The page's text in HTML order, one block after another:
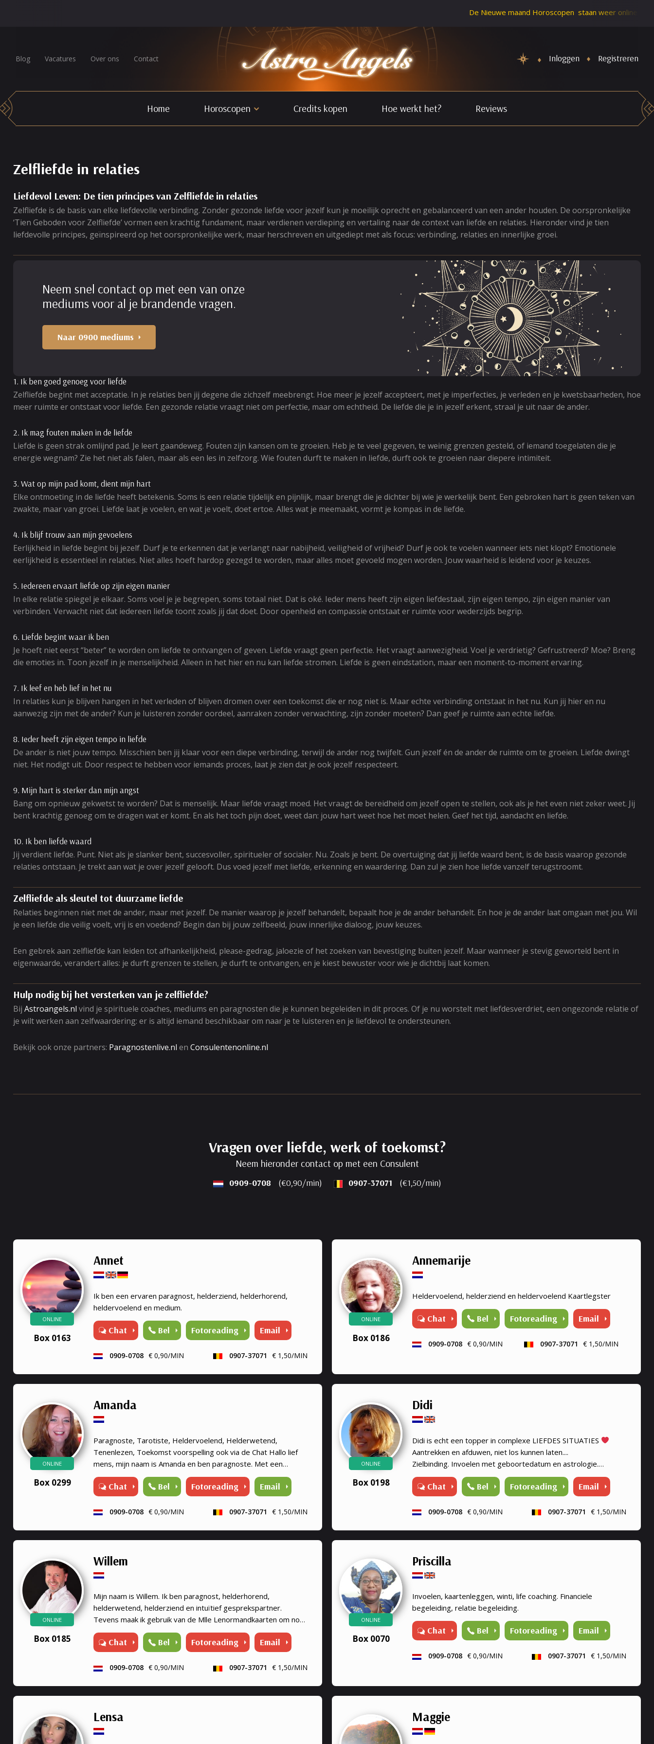
De Nieuwe maand Horoscopen staan weer online. Schiet
Blog Vacatures Over ons Contact Inloggen Registreren
Home Horoscopen Credits kopen Hoe werkt het? Reviews
Zelfliefde in relaties
Liefdevol Leven: De tien principes van Zelfliefde in relaties
Zelfliefde is de basis van elke liefdevolle verbinding. Zonder gezonde liefde voor jezelf kun je moeilijk oprecht en gebalanceerd van een ander houden. De oorspronkelijke
‘Tien Geboden voor Zelfliefde’ vormen een krachtig fundament, maar verdienen verdieping en vertaling naar de context van liefde en relaties. Hieronder vind je tien
liefdevolle principes, geïnspireerd op het oorspronkelijke werk, maar herschreven en uitgediept met als focus: verbinding, relaties en innerlijke groei.
Neem snel contact op met een van onze
mediums voor al je brandende vragen.
Naar 0900 mediums
1. Ik ben goed genoeg voor liefde
Zelfliefde begint met acceptatie. In je relaties ben jij degene die zichzelf meebrengt. Hoe meer je jezelf accepteert, met je imperfecties, je verleden en je kwetsbaarheden, hoe
meer ruimte er ontstaat voor liefde. Een gezonde relatie vraagt niet om perfectie, maar om echtheid. De liefde die je in jezelf erkent, straal je uit naar de ander.
2. Ik mag fouten maken in de liefde
Liefde is geen strak omlijnd pad. Je leert gaandeweg. Fouten zijn kansen om te groeien. Heb je te veel gegeven, te weinig grenzen gesteld, of iemand toegelaten die je
energie wegnam? Zie het niet als falen, maar als een les in zelfzorg. Wie fouten durft te maken in liefde, durft ook te groeien naar diepere intimiteit.
3. Wat op mijn pad komt, dient mijn hart
Elke ontmoeting in de liefde heeft betekenis. Soms is een relatie tijdelijk en pijnlijk, maar brengt die je dichter bij wie je werkelijk bent. Een gebroken hart is geen teken van
zwakte, maar van groei. Liefde laat je voelen, en wat je voelt, doet ertoe. Alles wat je meemaakt, vormt je kompas in de liefde.
4. Ik blijf trouw aan mijn gevoelens
Eerlijkheid in liefde begint bij jezelf. Durf je te erkennen dat je verlangt naar nabijheid, veiligheid of vrijheid? Durf je ook te voelen wanneer iets niet klopt? Emotionele
eerlijkheid is essentieel in relaties. Niet alles hoeft hardop gezegd te worden, maar alles moet gevoeld mogen worden. Jouw waarheid is leidend voor je keuzes.
5. Iedereen ervaart liefde op zijn eigen manier
In elke relatie spiegel je elkaar. Soms voel je je begrepen, soms totaal niet. Dat is oké. Ieder mens heeft zijn eigen liefdestaal, zijn eigen tempo, zijn eigen manier van
verbinden. Verwacht niet dat iedereen liefde toont zoals jij dat doet. Door openheid en compassie ontstaat er ruimte voor wederzijds begrip.
6. Liefde begint waar ik ben
Je hoeft niet eerst “beter” te worden om liefde te ontvangen of geven. Liefde vraagt geen perfectie. Het vraagt aanwezigheid. Voel je verdrietig? Gefrustreerd? Moe? Breng
die emoties in. Toon jezelf in je menselijkheid. Alleen in het hier en nu kan liefde stromen. Liefde is geen eindstation, maar een moment-to-moment ervaring.
7. Ik leef en heb lief in het nu
In relaties kun je blijven hangen in het verleden of blijven dromen over een toekomst die er nog niet is. Maar echte verbinding ontstaat in het nu. Kun jij hier en nu
aanwezig zijn met de ander? Kun je luisteren zonder oordeel, aanraken zonder verwachting, zijn zonder moeten? Dan geef je ruimte aan echte liefde.
8. Ieder heeft zijn eigen tempo in liefde
De ander is niet jouw tempo. Misschien ben jij klaar voor een diepe verbinding, terwijl de ander nog twijfelt. Gun jezelf én de ander de ruimte om te groeien. Liefde dwingt
niet. Het nodigt uit. Door respect te hebben voor iemands proces, laat je zien dat je ook jezelf respecteert.
9. Mijn hart is sterker dan mijn angst
Bang om opnieuw gekwetst te worden? Dat is menselijk. Maar liefde vraagt moed. Het vraagt de bereidheid om jezelf open te stellen, ook als je het even niet zeker weet. Jij
bent krachtig genoeg om te dragen wat er komt. En als het toch pijn doet, weet dan: jouw hart weet hoe het moet helen. Geef het tijd, aandacht en liefde.
10. Ik ben liefde waard
Jij verdient liefde. Punt. Niet als je slanker bent, succesvoller, spiritueler of socialer. Nu. Zoals je bent. De overtuiging dat jij liefde waard bent, is de basis waarop gezonde
relaties ontstaan. Je trekt aan wat je over jezelf gelooft. Dus voed jezelf met liefde, erkenning en waardering. Dan zul je zien hoe liefde vanzelf terugstroomt.
Zelfliefde als sleutel tot duurzame liefde
Relaties beginnen niet met de ander, maar met jezelf. De manier waarop je jezelf behandelt, bepaalt hoe je de ander behandelt. En hoe je de ander laat omgaan met jou. Wil
je een liefde die veilig voelt, vrij is en voedend? Begin dan bij jouw zelfbeeld, jouw innerlijke dialoog, jouw keuzes.
Een gebrek aan zelfliefde kan leiden tot afhankelijkheid, please-gedrag, jaloezie of het zoeken van bevestiging buiten jezelf. Maar wanneer je stevig geworteld bent in
eigenwaarde, verandert alles: je durft grenzen te stellen, je durft te ontvangen, en je kiest bewuster voor wie je dichtbij laat komen.
Hulp nodig bij het versterken van je zelfliefde?
Bij Astroangels.nl vind je spirituele coaches, mediums en paragnosten die je kunnen begeleiden in dit proces. Of je nu worstelt met liefdesverdriet, een ongezonde relatie of
je wilt werken aan zelfwaardering: er is altijd iemand beschikbaar om naar je te luisteren en je liefdevol te ondersteunen.
Bekijk ook onze partners: Paragnostenlive.nl en Consulentenonline.nl
Vragen over liefde, werk of toekomst?
Neem hieronder contact op met een Consulent
0909-0708 (€0,90/min) 0907-37071 (€1,50/min)
ONLINE
Box 0163
Annet
Ik ben een ervaren paragnost, helderziend, helderhorend,
heldervoelend en medium.
Chat Bel Fotoreading Email
0909-0708 € 0,90/MIN 0907-37071 € 1,50/MIN
ONLINE
Box 0186
Annemarije
Heldervoelend, helderziend en heldervoelend Kaartlegster
Chat Bel Fotoreading Email
0909-0708 € 0,90/MIN 0907-37071 € 1,50/MIN
ONLINE
Box 0299
Amanda
Paragnoste, Tarotiste, Heldervoelend, Helderwetend,
Tenenlezen, Toekomst voorspelling ook via de Chat Hallo lief
mens, mijn naam is Amanda en ben paragnoste. Met een
moeder als kaartlegster en medium, is paranormaliteit en
spiritualiteit mij met de ...
Chat Bel Fotoreading Email
0909-0708 € 0,90/MIN 0907-37071 € 1,50/MIN
ONLINE
Box 0198
Didi
Didi is echt een topper in complexe LIEFDES SITUATIES
Aantrekken en afduwen, niet los kunnen laten....
Zielbinding. Invoelen met geboortedatum en astrologie.
Medium, Astrologe, kaartleggen. Coach, Relatie Coach,
Droomverklaring, Paragnost, Toekomst, Heldervoelend,
Helderwetend.
Chat Bel Fotoreading Email
0909-0708 € 0,90/MIN 0907-37071 € 1,50/MIN
ONLINE
Box 0185
Willem
Mijn naam is Willem. Ik ben paragnost, helderhorend,
helderwetend, helderziend en intuïtief gesprekspartner.
Tevens maak ik gebruik van de Mlle Lenormandkaarten om nog
meer inzichten te krijgen in jou situatie. Paragnost met vele
gaven Al vele jar...
Chat Bel Fotoreading Email
0909-0708 € 0,90/MIN 0907-37071 € 1,50/MIN
ONLINE
Box 0070
Priscilla
Invoelen, kaartenleggen, winti, life coaching. Financiele
begeleiding, relatie begeleiding.
Chat Bel Fotoreading Email
0909-0708 € 0,90/MIN 0907-37071 € 1,50/MIN
Lensa Maggie